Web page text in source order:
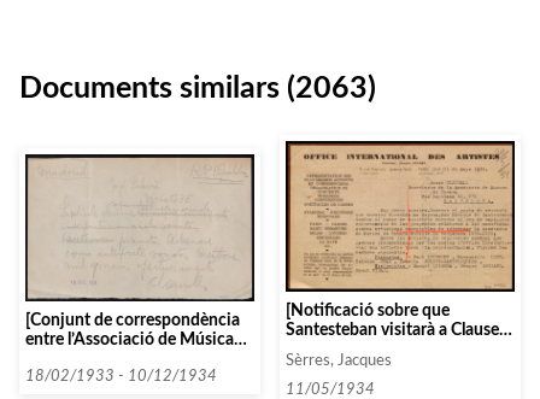
Documents similars (2063)
[Conjunt de correspondència
entre l’Associació de Música
entitats que comencen amb la
18/02/1933 - 10/12/1934
[Notificació sobre que
Santesteban visitarà a Clausells
al maig i exemples d’alguns
artistes que li proposarà]
Sèrres, Jacques
11/05/1934